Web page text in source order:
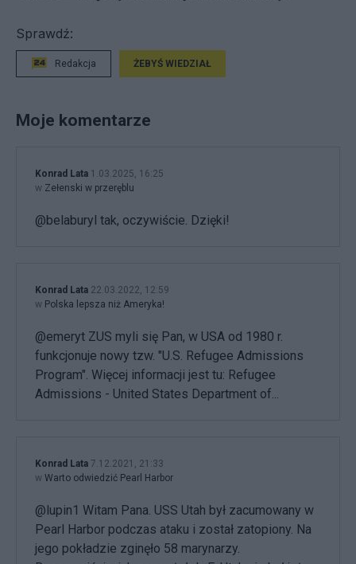
Sprawdź:
Redakcja ŻEBYŚ WIEDZIAŁ
Moje komentarze
Konrad Lata 1.03.2025, 16:25
w Zełenski w przeręblu
@belaburyl tak, oczywiście. Dzięki!
Konrad Lata 22.03.2022, 12:59
w Polska lepsza niż Ameryka!
@emeryt ZUS myli się Pan, w USA od 1980 r.
funkcjonuje nowy tzw. "U.S. Refugee Admissions
Program". Więcej informacji jest tu: Refugee
Admissions - United States Department of...
Konrad Lata 7.12.2021, 21:33
w Warto odwiedzić Pearl Harbor
@lupin1 Witam Pana. USS Utah był zacumowany w
Pearl Harbor podczas ataku i został zatopiony. Na
jego pokładzie zginęło 58 marynarzy.